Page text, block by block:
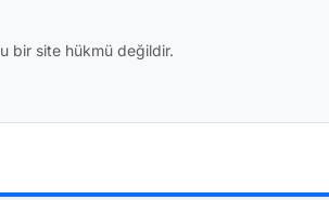
bir site hükmü değildir.